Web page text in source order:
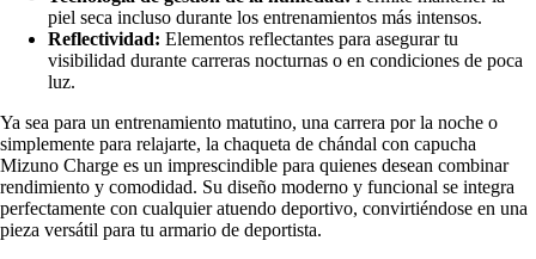
piel seca incluso durante los entrenamientos más intensos.
Reflectividad: Elementos reflectantes para asegurar tu
visibilidad durante carreras nocturnas o en condiciones de poca
luz.
Ya sea para un entrenamiento matutino, una carrera por la noche o
simplemente para relajarte, la chaqueta de chándal con capucha
Mizuno Charge es un imprescindible para quienes desean combinar
rendimiento y comodidad. Su diseño moderno y funcional se integra
perfectamente con cualquier atuendo deportivo, convirtiéndose en una
pieza versátil para tu armario de deportista.